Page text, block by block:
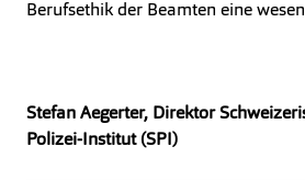
Berufsethik der Beamten eine
Stefan Aegerter, Direktor
Polizei-Institut (SPI)